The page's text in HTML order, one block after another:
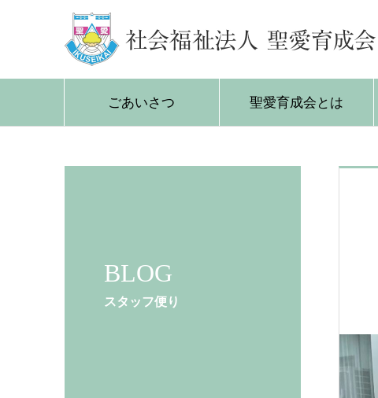
ごあいさつ 聖愛育成会とは
BLOG
スタッフ便り